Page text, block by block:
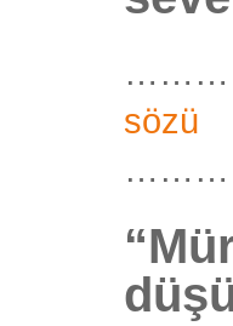
sözü